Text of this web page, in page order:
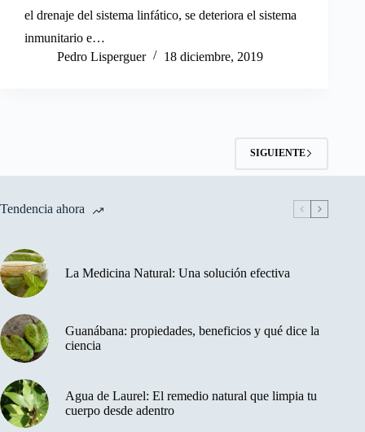
el drenaje del sistema linfático, se deteriora el sistema
inmunitario e…
Pedro Lisperguer
18 diciembre, 2019
SIGUIENTE
Tendencia ahora
La Medicina Natural: Una solución efectiva
Guanábana: propiedades, beneficios y qué dice la
ciencia
Agua de Laurel: El remedio natural que limpia tu
cuerpo desde adentro